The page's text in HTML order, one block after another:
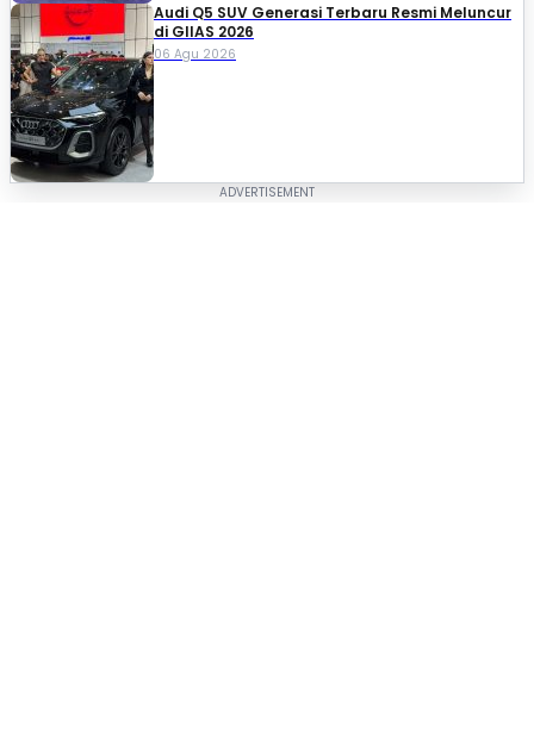
Audi Q5 SUV Generasi Terbaru Resmi Meluncur
di GIIAS 2026
06 Agu 2026